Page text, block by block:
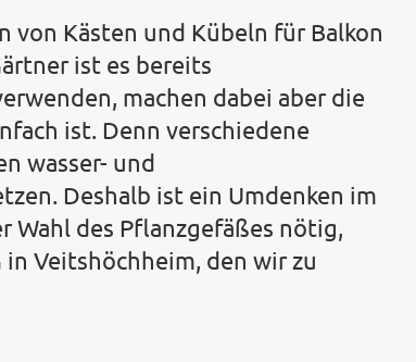
von Kästen und Kübeln für Balkon
ist es bereits
machen dabei aber die
ist. Denn verschiedene
wasser- und
Deshalb ist ein Umdenken im
Wahl des Pflanzgefäßes nötig,
Veitshöchheim, den wir zu